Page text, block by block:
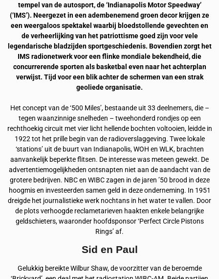
tempel van de autosport, de ‘Indianapolis Motor Speedway’
(‘IMS’). Neergezet in een adembenemend groen decor krijgen ze
een weergaloos spektakel waarbij bloedstollende gevechten en
de verheerlijking van het patriottisme goed zijn voor vele
legendarische bladzijden sportgeschiedenis. Bovendien zorgt het
IMS radionetwerk voor een flinke mondiale bekendheid, die
concurrerende sporten als basketbal even naar het achterplan
verwijst. Tijd voor een blik achter de schermen van een strak
geoliede organisatie.
Het concept van de ‘500 Miles’, bestaande uit 33 deelnemers, die –
tegen waanzinnige snelheden – tweehonderd rondjes op een
rechthoekig circuit met vier licht hellende bochten voltooien, leidde in
1922 tot het prille begin van de radioverslaggeving. Twee lokale
‘stations’ uit de buurt van Indianapolis, WOH en WLK, brachten
aanvankelijk beperkte flitsen. De interesse was meteen gewekt. De
advertentiemogelijkheden ontsnapten niet aan de aandacht van de
grotere bedrijven. NBC en WIBC zagen in de jaren ’50 brood in deze
hoogmis en investeerden samen geld in deze onderneming. In 1951
dreigde het journalistieke werk nochtans in het water te vallen. Door
de plots verhoogde reclametarieven haakten enkele belangrijke
geldschieters, waaronder hoofdsponsor ‘Perfect Circle Pistons
Rings’ af.
Sid en Paul
Gelukkig bereikte Wilbur Shaw, de voorzitter van de beroemde